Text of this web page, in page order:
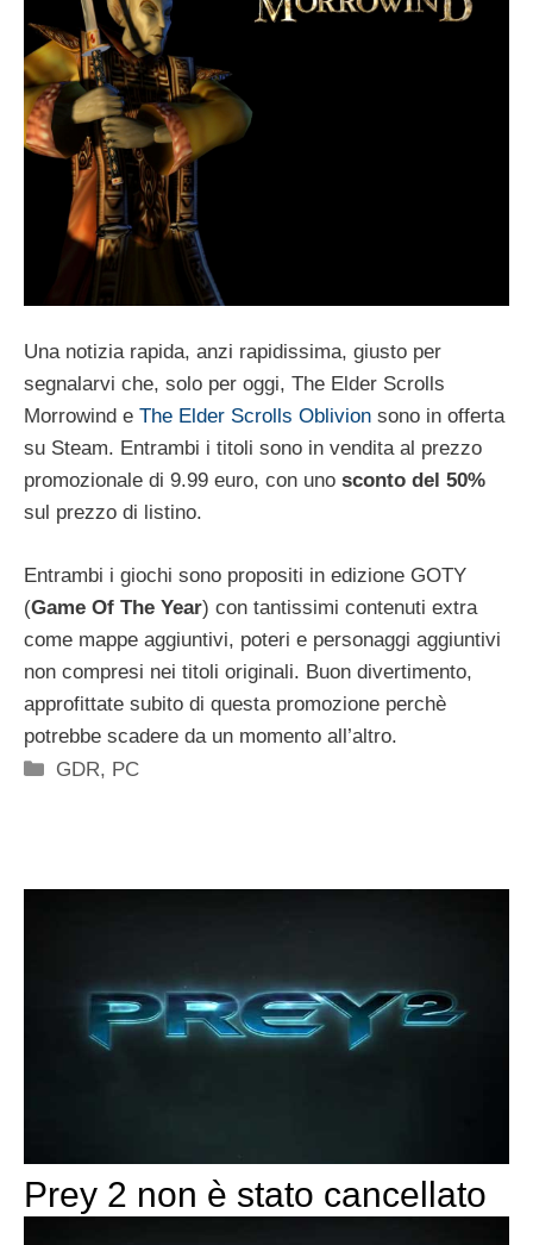
Una notizia rapida, anzi rapidissima, giusto per
segnalarvi che, solo per oggi, The Elder Scrolls
Morrowind e The Elder Scrolls Oblivion sono in offerta
su Steam. Entrambi i titoli sono in vendita al prezzo
promozionale di 9.99 euro, con uno sconto del 50%
sul prezzo di listino.
Entrambi i giochi sono propositi in edizione GOTY
(Game Of The Year) con tantissimi contenuti extra
come mappe aggiuntivi, poteri e personaggi aggiuntivi
non compresi nei titoli originali. Buon divertimento,
approfittate subito di questa promozione perchè
potrebbe scadere da un momento all’altro.
Categorie
GDR, PC
Prey 2 non è stato cancellato